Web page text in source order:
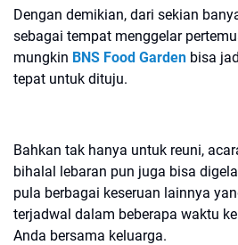
Dengan demikian, dari sekian
sebagai tempat menggelar
mungkin BNS Food Garden bisa
tepat untuk dituju.
Bahkan tak hanya untuk reuni,
bihalal lebaran pun juga bisa
pula berbagai keseruan lainnya
terjadwal dalam beberapa waktu
Anda bersama keluarga.